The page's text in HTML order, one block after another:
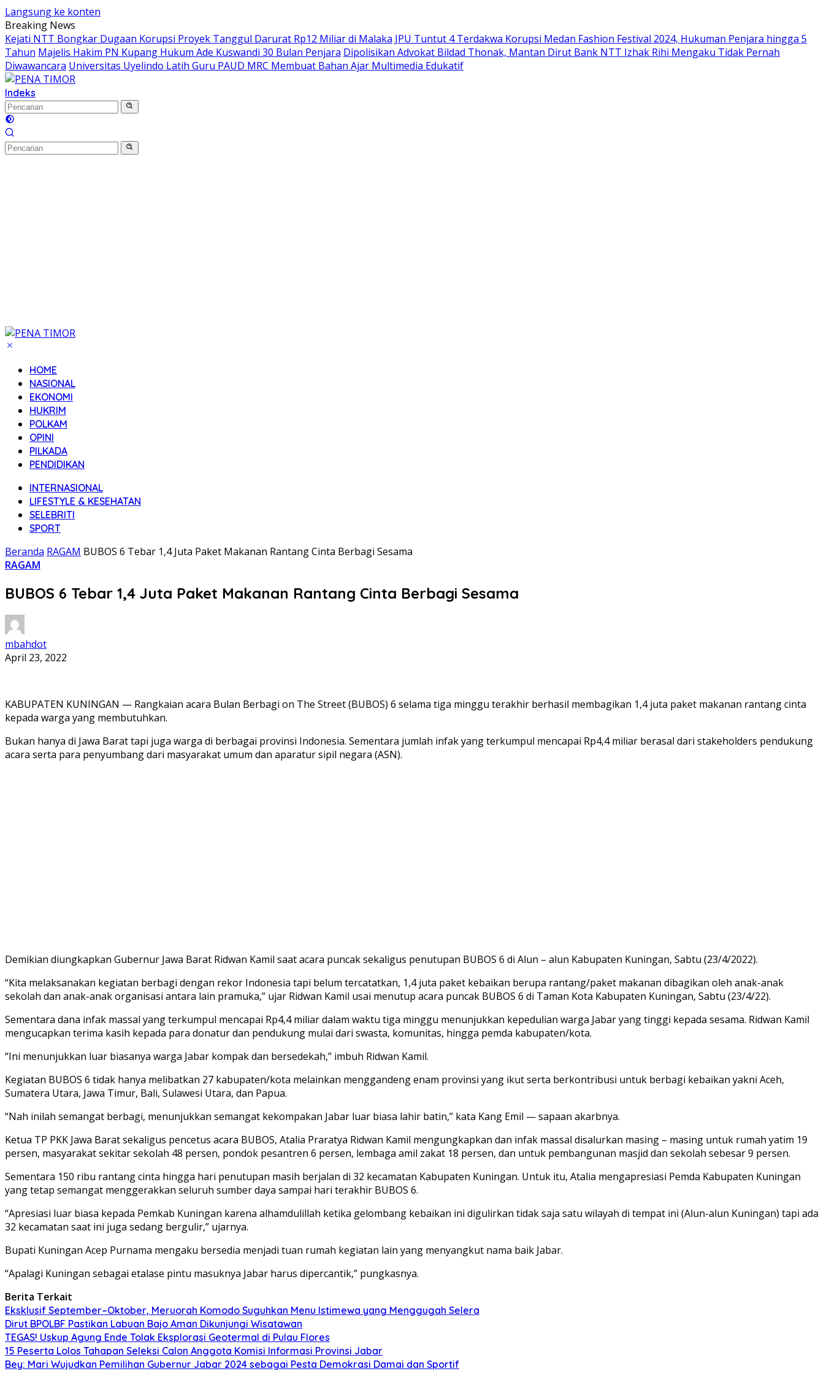
Langsung ke konten
Breaking News
Kejati NTT Bongkar Dugaan Korupsi Proyek Tanggul Darurat Rp12 Miliar di Malaka JPU Tuntut 4 Terdakwa Korupsi Medan Fashion Festival 2024, Hukuman Penjara hingga 5
Tahun Majelis Hakim PN Kupang Hukum Ade Kuswandi 30 Bulan Penjara Dipolisikan Advokat Bildad Thonak, Mantan Dirut Bank NTT Izhak Rihi Mengaku Tidak Pernah
Diwawancara Universitas Uyelindo Latih Guru PAUD MRC Membuat Bahan Ajar Multimedia Edukatif
Indeks
HOME
NASIONAL
EKONOMI
HUKRIM
POLKAM
OPINI
PILKADA
PENDIDIKAN
INTERNASIONAL
LIFESTYLE & KESEHATAN
SELEBRITI
SPORT
Beranda RAGAM BUBOS 6 Tebar 1,4 Juta Paket Makanan Rantang Cinta Berbagi Sesama
RAGAM
BUBOS 6 Tebar 1,4 Juta Paket Makanan Rantang Cinta Berbagi Sesama
mbahdot
April 23, 2022
KABUPATEN KUNINGAN — Rangkaian acara Bulan Berbagi on The Street (BUBOS) 6 selama tiga minggu terakhir berhasil membagikan 1,4 juta paket makanan rantang cinta
kepada warga yang membutuhkan.
Bukan hanya di Jawa Barat tapi juga warga di berbagai provinsi Indonesia. Sementara jumlah infak yang terkumpul mencapai Rp4,4 miliar berasal dari stakeholders pendukung
acara serta para penyumbang dari masyarakat umum dan aparatur sipil negara (ASN).
Demikian diungkapkan Gubernur Jawa Barat Ridwan Kamil saat acara puncak sekaligus penutupan BUBOS 6 di Alun – alun Kabupaten Kuningan, Sabtu (23/4/2022).
“Kita melaksanakan kegiatan berbagi dengan rekor Indonesia tapi belum tercatatkan, 1,4 juta paket kebaikan berupa rantang/paket makanan dibagikan oleh anak-anak
sekolah dan anak-anak organisasi antara lain pramuka,” ujar Ridwan Kamil usai menutup acara puncak BUBOS 6 di Taman Kota Kabupaten Kuningan, Sabtu (23/4/22).
Sementara dana infak massal yang terkumpul mencapai Rp4,4 miliar dalam waktu tiga minggu menunjukkan kepedulian warga Jabar yang tinggi kepada sesama. Ridwan Kamil
mengucapkan terima kasih kepada para donatur dan pendukung mulai dari swasta, komunitas, hingga pemda kabupaten/kota.
“Ini menunjukkan luar biasanya warga Jabar kompak dan bersedekah,” imbuh Ridwan Kamil.
Kegiatan BUBOS 6 tidak hanya melibatkan 27 kabupaten/kota melainkan menggandeng enam provinsi yang ikut serta berkontribusi untuk berbagi kebaikan yakni Aceh,
Sumatera Utara, Jawa Timur, Bali, Sulawesi Utara, dan Papua.
“Nah inilah semangat berbagi, menunjukkan semangat kekompakan Jabar luar biasa lahir batin,” kata Kang Emil — sapaan akarbnya.
Ketua TP PKK Jawa Barat sekaligus pencetus acara BUBOS, Atalia Praratya Ridwan Kamil mengungkapkan dan infak massal disalurkan masing – masing untuk rumah yatim 19
persen, masyarakat sekitar sekolah 48 persen, pondok pesantren 6 persen, lembaga amil zakat 18 persen, dan untuk pembangunan masjid dan sekolah sebesar 9 persen.
Sementara 150 ribu rantang cinta hingga hari penutupan masih berjalan di 32 kecamatan Kabupaten Kuningan. Untuk itu, Atalia mengapresiasi Pemda Kabupaten Kuningan
yang tetap semangat menggerakkan seluruh sumber daya sampai hari terakhir BUBOS 6.
“Apresiasi luar biasa kepada Pemkab Kuningan karena alhamdulillah ketika gelombang kebaikan ini digulirkan tidak saja satu wilayah di tempat ini (Alun-alun Kuningan) tapi ada
32 kecamatan saat ini juga sedang bergulir,” ujarnya.
Bupati Kuningan Acep Purnama mengaku bersedia menjadi tuan rumah kegiatan lain yang menyangkut nama baik Jabar.
“Apalagi Kuningan sebagai etalase pintu masuknya Jabar harus dipercantik,” pungkasnya.
Berita Terkait
Eksklusif September–Oktober, Meruorah Komodo Suguhkan Menu Istimewa yang Menggugah Selera
Dirut BPOLBF Pastikan Labuan Bajo Aman Dikunjungi Wisatawan
TEGAS! Uskup Agung Ende Tolak Eksplorasi Geotermal di Pulau Flores
15 Peserta Lolos Tahapan Seleksi Calon Anggota Komisi Informasi Provinsi Jabar
Bey: Mari Wujudkan Pemilihan Gubernur Jabar 2024 sebagai Pesta Demokrasi Damai dan Sportif